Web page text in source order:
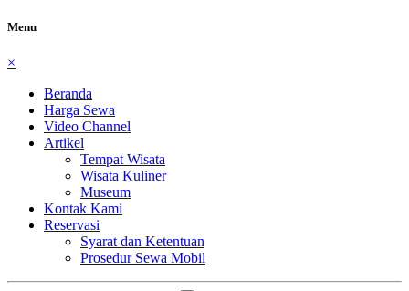
Menu
×
Beranda
Harga Sewa
Video Channel
Artikel
Tempat Wisata
Wisata Kuliner
Museum
Kontak Kami
Reservasi
Syarat dan Ketentuan
Prosedur Sewa Mobil